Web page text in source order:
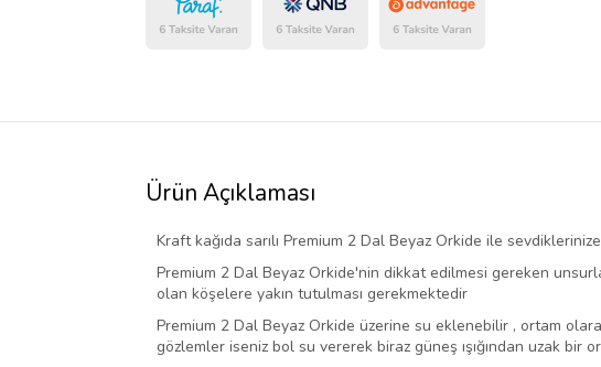
Ürün Açıklaması
Kraft kağıda sarılı Premium 2 Dal Beyaz Orkide ile
Premium 2 Dal Beyaz Orkide'nin dikkat edilmesi gereken
olan köşelere yakın tutulması gerekmektedir
Premium 2 Dal Beyaz Orkide üzerine su eklenebilir , ortam
gözlemler iseniz bol su vererek biraz güneş ışığından uzak bir